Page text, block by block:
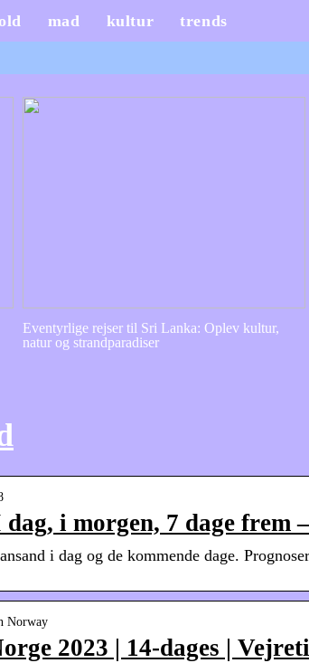
mad kultur trends
Eventyrlige rejser til Sri Lanka: Oplev kultur,
natur og strandparadiser
i morgen, 7 dage frem
i dag og de kommende dage.
Norway
2023 | 14-dages |